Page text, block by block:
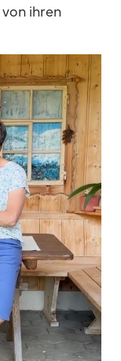
ihren